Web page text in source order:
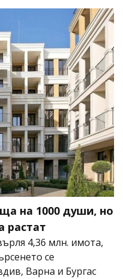
на 1000 души, но
растат
4,36 млн. имота,
се
Варна и Бургас